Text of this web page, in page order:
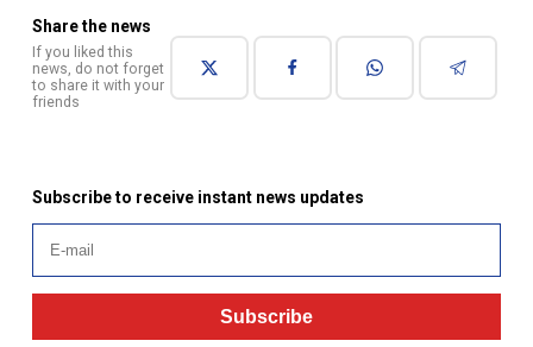
Share the news
If you liked this
news, do not forget
to share it with your
friends
Subscribe to receive instant news updates
Subscribe